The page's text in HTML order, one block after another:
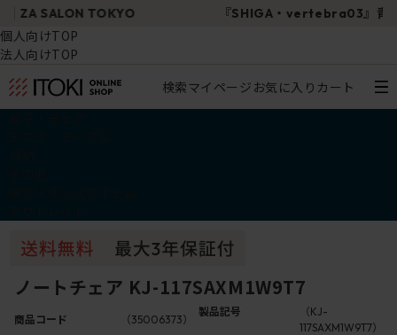
『SHIGA・vertebra03』青山ポップアップ試座会
個人向けTOP
法人向けTOP
検索マイページ お気に入り カート
ノートチェア KJ-117SAXM1W9T7
商品コード （35006373）
製品記号
（KJ-
117SAXM1W9T7）